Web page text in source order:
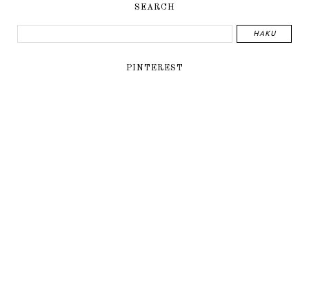
SEARCH
PINTEREST